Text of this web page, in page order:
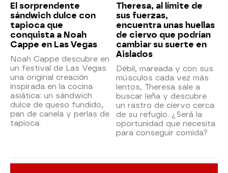
El sorprendente
sándwich dulce con
tapioca que
conquista a Noah
Cappe en Las Vegas
Noah Cappe descubre en
un festival de Las Vegas
una original creación
inspirada en la cocina
asiática: un sándwich
dulce de queso fundido,
pan de canela y perlas de
tapioca.
Theresa, al límite de
sus fuerzas,
encuentra unas huellas
de ciervo que podrían
cambiar su suerte en
Aislados
Débil, mareada y con sus
músculos cada vez más
lentos, Theresa sale a
buscar leña y descubre
un rastro de ciervo cerca
de su refugio. ¿Será la
oportunidad que necesita
para conseguir comida?